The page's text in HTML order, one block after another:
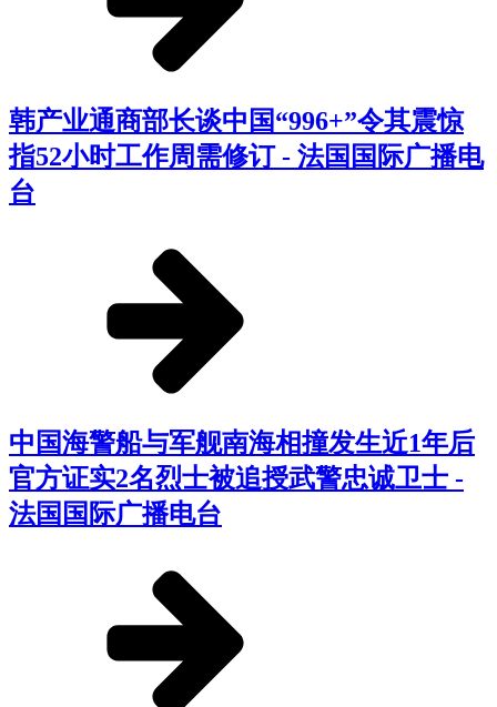
韩产业通商部长谈中国“996+”令其震惊
指52小时工作周需修订 - 法国国际广播电
台
中国海警船与军舰南海相撞发生近1年后
官方证实2名烈士被追授武警忠诚卫士 -
法国国际广播电台